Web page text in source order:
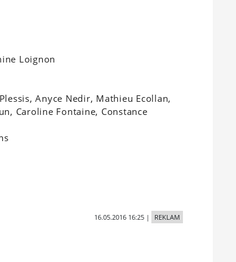
Loignon
Anyce Nedir, Mathieu Ecollan,
Caroline Fontaine, Constance
16.05.2016 16:25| REKLAM